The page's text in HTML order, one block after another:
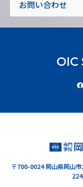
お問い合わせ
OIC
〒700-0024岡山県岡山市